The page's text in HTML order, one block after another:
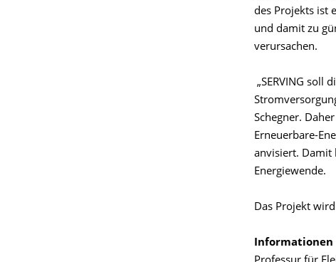
des Projekts ist
und damit zu
verursachen.
„SERVING soll
Schegner.
Erneuerbare-
anvisiert. Damit
Energiewende.
Das Projekt
Informationen